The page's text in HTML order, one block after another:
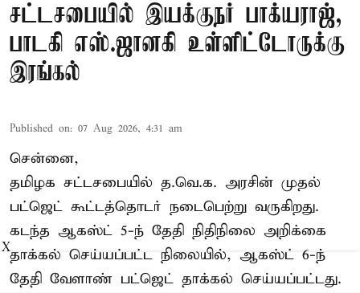
சட்டசபையில் இயக்குநர் பாக்யராஜ்,
பாடகி எஸ்.ஜானகி உள்ளிட்டோருக்கு
இரங்கல்
Published on: 07 Aug 2026, 4:31 am
சென்னை,
தமிழக சட்டசபையில் த.வெ.க. அரசின் முதல்
பட்ஜெட் கூட்டத்தொடர் நடைபெற்று வருகிறது.
கடந்த ஆகஸ்ட் 5-ந் தேதி நிதிநிலை அறிக்கை
தாக்கல் செய்யப்பட்ட நிலையில், ஆகஸ்ட் 6-ந்
தேதி வேளாண் பட்ஜெட் தாக்கல் செய்யப்பட்டது.
X